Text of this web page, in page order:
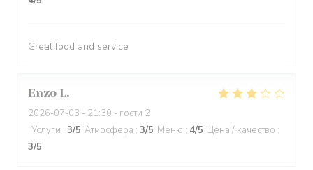
Great food and service
Enzo L
2026-07-03 - 21:30 - гости 2
Услуги : 3/5 Атмосфера : 3/5 Меню : 4/5 Цена / качество :
3/5